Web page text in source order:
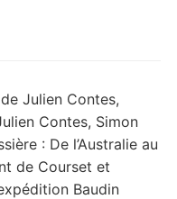
Julien Contes,
Contes, Simon
: De l’Australie au
de Courset et
Baudin